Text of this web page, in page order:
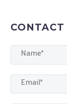
CONTACT